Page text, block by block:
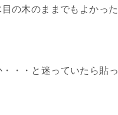
の木のままでもよかった
・・と迷っていたら貼っ